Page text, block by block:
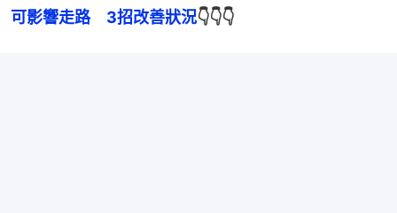
可影響走路　3招改善狀況👇👇👇